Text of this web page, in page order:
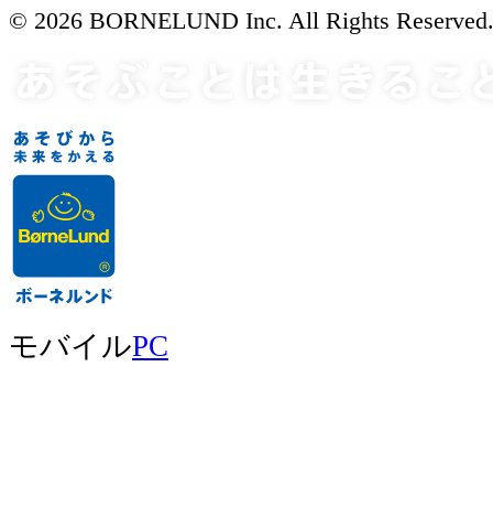
© 2026 BORNELUND Inc. All Rights Reserved.
モバイルPC